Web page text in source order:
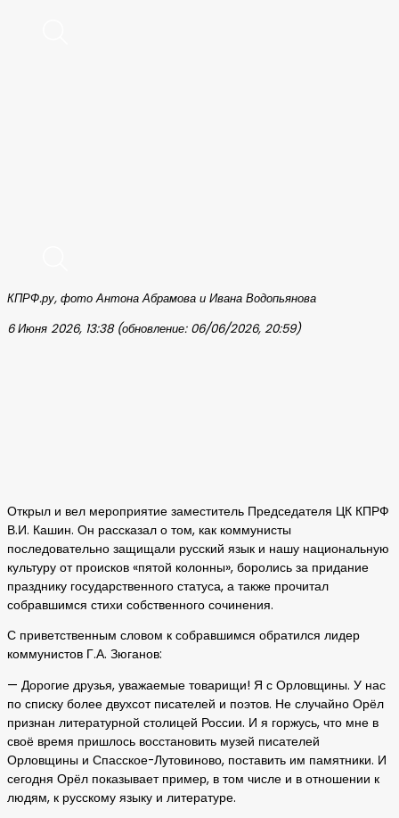
КПРФ.ру, фото Антона Абрамова и Ивана Водопьянова
6 Июня 2026, 13:38 (обновление: 06/06/2026, 20:59)
Открыл и вел мероприятие заместитель Председателя ЦК КПРФ
В.И. Кашин. Он рассказал о том, как коммунисты
последовательно защищали русский язык и нашу национальную
культуру от происков «пятой колонны», боролись за придание
празднику государственного статуса, а также прочитал
собравшимся стихи собственного сочинения.
С приветственным словом к собравшимся обратился лидер
коммунистов Г.А. Зюганов:
— Дорогие друзья, уважаемые товарищи! Я с Орловщины. У нас
по списку более двухсот писателей и поэтов. Не случайно Орёл
признан литературной столицей России. И я горжусь, что мне в
своё время пришлось восстановить музей писателей
Орловщины и Спасское-Лутовиново, поставить им памятники. И
сегодня Орёл показывает пример, в том числе и в отношении к
людям, к русскому языку и литературе.